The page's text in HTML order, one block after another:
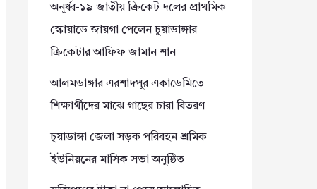
অনূর্ধ্ব-১৯ জাতীয় ক্রিকেট দলের প্রাথমিক
স্কোয়াডে জায়গা পেলেন চুয়াডাঙ্গার
ক্রিকেটার আফিফ জামান শান
আলমডাঙ্গার এরশাদপুর একাডেমিতে
শিক্ষার্থীদের মাঝে গাছের চারা বিতরণ
চুয়াডাঙ্গা জেলা সড়ক পরিবহন শ্রমিক
ইউনিয়নের মাসিক সভা অনুষ্ঠিত